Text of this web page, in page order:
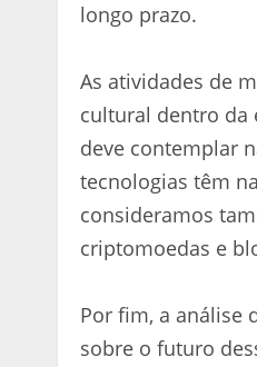
longo prazo.
As atividades de
cultural dentro da
deve contemplar
tecnologias têm
consideramos
criptomoedas e
Por fim, a análise
sobre o futuro